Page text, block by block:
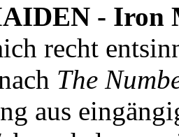
- Iron
recht
The
aus